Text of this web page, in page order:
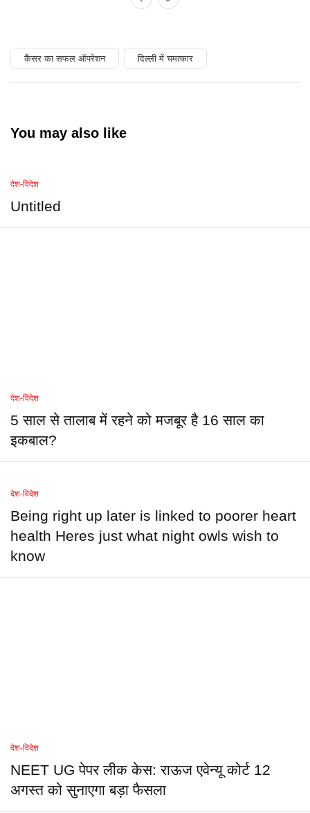
कैंसर का सफल ऑपरेशन दिल्ली में चमत्कार
You may also like
देश-विदेश
Untitled
देश-विदेश
5 साल से तालाब में रहने को मजबूर है 16 साल का
इकबाल?
देश-विदेश
Being right up later is linked to poorer heart
health Heres just what night owls wish to
know
देश-विदेश
NEET UG पेपर लीक केस: राऊज एवेन्यू कोर्ट 12
अगस्त को सुनाएगा बड़ा फैसला